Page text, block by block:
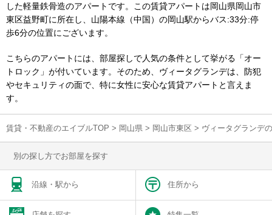
した軽量鉄骨造のアパートです。この賃貸アパートは岡山県岡山市
東区益野町に所在し、山陽本線（中国）の岡山駅からバス:33分:停
歩6分の位置にございます。
こちらのアパートには、部屋探しで人気の条件として挙がる「オー
トロック」が付いています。そのため、ヴィータグランデは、防犯
やセキュリティの面で、特に女性に安心な賃貸アパートと言えま
す。
賃貸・不動産のエイブルTOP > 岡山県 > 岡山市東区 > ヴィータグランデ
別の探し方でお部屋を探す
沿線・駅から 住所から